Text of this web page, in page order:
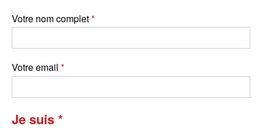
Votre nom complet
Votre email
Je suis